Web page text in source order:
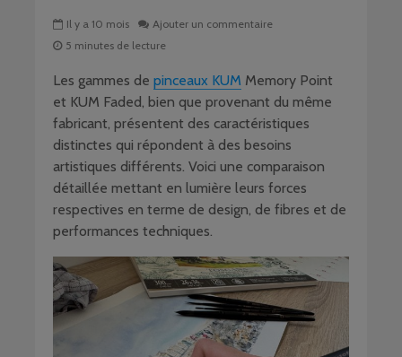
Il y a 10 mois
Ajouter un commentaire
5 minutes de lecture
Les gammes de pinceaux KUM Memory Point
et KUM Faded, bien que provenant du même
fabricant, présentent des caractéristiques
distinctes qui répondent à des besoins
artistiques différents. Voici une comparaison
détaillée mettant en lumière leurs forces
respectives en terme de design, de fibres et de
performances techniques.